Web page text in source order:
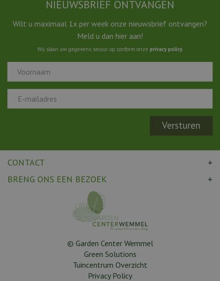
NIEUWSBRIEF ONTVANGEN
Wilt u maximaal 1x per week onze nieuwsbrief ontvangen?
Meld u dan hier aan!
Wij slaan uw gegevens secuur op conform onze privacy policy.
CONTACT
BRENG ONS EEN BEZOEK
© Garden Center Wemmel
Green Solutions
Tuincentrum Overzicht
Privacy Policy